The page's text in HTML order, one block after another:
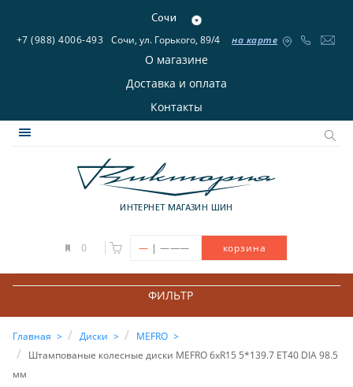
Сочи
+7 (988) 4006-493 Сочи, ул. Горького, 89/4 на карте
О магазине
Доставка и оплата
Контакты
ИНТЕРНЕТ МАГАЗИН ШИН
0 — | ——— корзина
ФИЛЬТР
Главная Диски
MEFRO
Штампованые колесные диски MEFRO 6xR15 5*139.7 ET40 DIA 98.5
мм